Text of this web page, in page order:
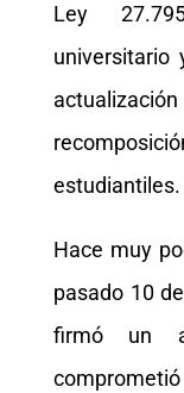
Ley
universitario
estudiantiles.
Hace muy
pasado 10
firmó un